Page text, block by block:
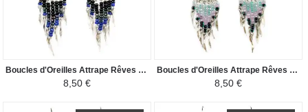
Boucles d'Oreilles Attrape Rêves - Perles de Rocailles - Noir / Bleu
8,50 €
Boucles d'Oreilles Attrape Rêves - Perles de Rocailles - Bleu Ciel / Violet
8,50 €